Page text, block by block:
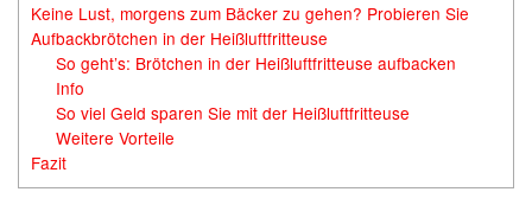
Keine Lust, morgens zum Bäcker zu gehen? Probieren Sie
Aufbackbrötchen in der Heißluftfritteuse
So geht’s: Brötchen in der Heißluftfritteuse aufbacken
Info
So viel Geld sparen Sie mit der Heißluftfritteuse
Weitere Vorteile
Fazit